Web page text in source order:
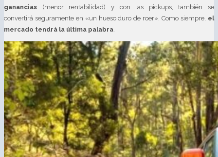
ganancias (menor rentabilidad) y con las pickups, también se
convertirá seguramente en «un hueso duro de roer». Como siempre, el
mercado tendrá la última palabra